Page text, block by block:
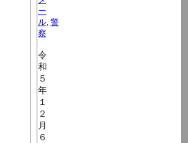
ー
ル 警
察
令
和
５
年
１
２
月
６